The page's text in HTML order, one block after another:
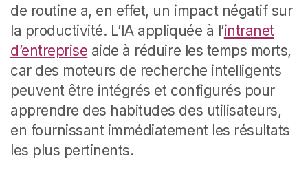
de routine a, en effet, un impact négatif sur
la productivité. L’IA appliquée à l’intranet
d’entreprise aide à réduire les temps morts,
car des moteurs de recherche intelligents
peuvent être intégrés et configurés pour
apprendre des habitudes des utilisateurs,
en fournissant immédiatement les résultats
les plus pertinents.